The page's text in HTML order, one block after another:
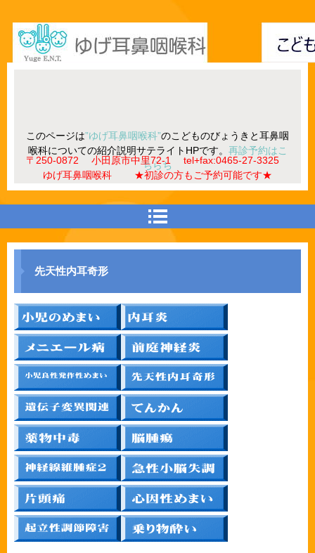
〒250-0872 小田原市中里72-1 tel+fax:0465-27-3325
ゆげ耳鼻咽喉科 ★初診の方もご予約可能です★
このページは”ゆげ耳鼻咽喉科”のこどものびょうきと耳鼻咽
喉科についての紹介説明サテライトHPです。 再診予約はこ
ちらち
先天性内耳奇形